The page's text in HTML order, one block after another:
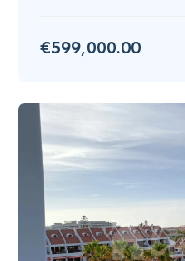
€599,000.00